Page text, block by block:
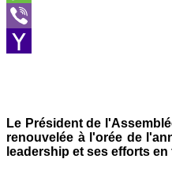
Message
Viber
Le Président de
renouvelée à l'orée de
leadership et ses efforts